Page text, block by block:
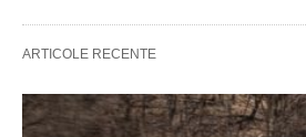
ARTICOLE RECENTE